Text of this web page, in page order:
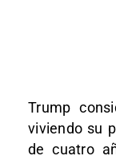
Trump
viviendo su
de cuatro